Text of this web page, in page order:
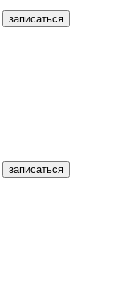
записаться
записаться